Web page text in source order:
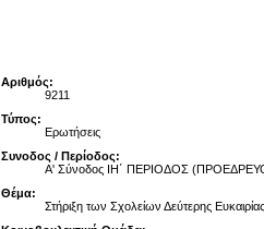
Αριθμός:
9211
Τύπος:
Ερωτήσεις
Συνοδος / Περίοδος:
Α' Σύνοδος ΙΗ΄ ΠΕΡΙΟΔΟΣ
Θέμα:
Στήριξη των Σχολείων Δεύτερης Ευκαιρίας